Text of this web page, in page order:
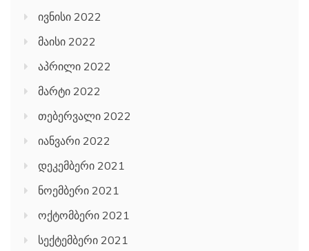
ივნისი 2022
მაისი 2022
აპრილი 2022
მარტი 2022
თებერვალი 2022
იანვარი 2022
დეკემბერი 2021
ნოემბერი 2021
ოქტომბერი 2021
სექტემბერი 2021